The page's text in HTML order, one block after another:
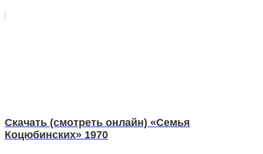
Скачать (смотреть онлайн) «Семья
Коцюбинских» 1970